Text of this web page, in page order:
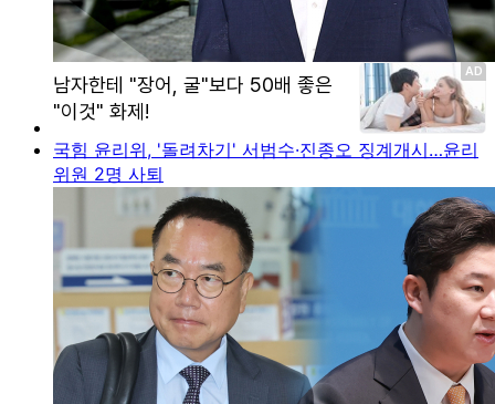
국힘 윤리위, '돌려차기' 서범수·진종오 징계개시…윤리
위원 2명 사퇴